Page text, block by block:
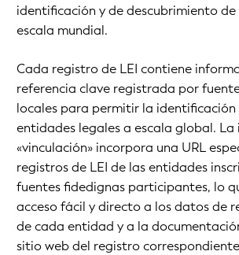
identificación y de descubrimiento de
escala mundial.
Cada registro de LEI contiene
referencia clave registrada por
locales para permitir la identificación
entidades legales a escala global.
«vinculación» incorpora una URL
registros de LEI de las entidades
fuentes fidedignas participantes, lo
acceso fácil y directo a los datos de
de cada entidad y a la
sitio web del registro